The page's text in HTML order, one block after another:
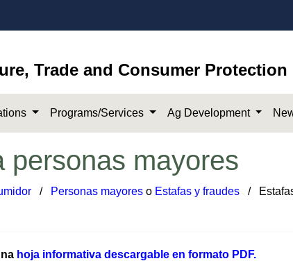
Trade and Consumer Protection
Programs/Services Ag Development
personas mayores
​/ Personas mayores o Estafas y fraudes
/
hoja informativa descar​gable en formato PDF.​